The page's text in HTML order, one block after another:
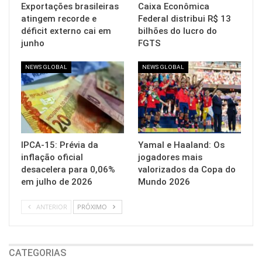
Exportações brasileiras
atingem recorde e
déficit externo cai em
junho
Caixa Econômica
Federal distribui R$ 13
bilhões do lucro do
FGTS
NEWS GLOBAL
IPCA-15: Prévia da
inflação oficial
desacelera para 0,06%
em julho de 2026
NEWS GLOBAL
Yamal e Haaland: Os
jogadores mais
valorizados da Copa do
Mundo 2026
ANTERIOR PRÓXIMO
CATEGORIAS